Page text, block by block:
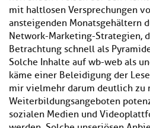
mit haltlosen Versprechungen
ansteigenden Monatsgehältern
Network-Marketing-Strategien,
Betrachtung schnell als
Solche Inhalte auf wb-web als
käme einer Beleidigung der
mir vielmehr darum deutlich zu
Weiterbildungsangeboten
sozialen Medien und